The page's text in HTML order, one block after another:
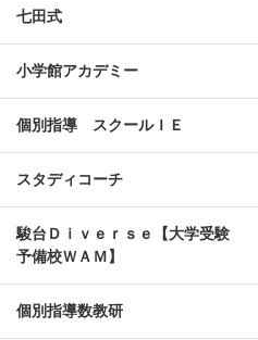
七田式
小学館アカデミー
個別指導 スクールＩＥ
スタディコーチ
駿台Ｄｉｖｅｒｓｅ【大学受験
予備校ＷＡＭ】
個別指導数教研